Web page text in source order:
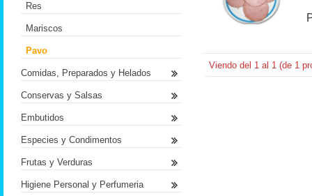
Viendo del 1 al 1 (de 1
Res
Mariscos
Pavo
Comidas, Preparados y Helados
Conservas y Salsas
Embutidos
Especies y Condimentos
Frutas y Verduras
Higiene Personal y Perfumeria